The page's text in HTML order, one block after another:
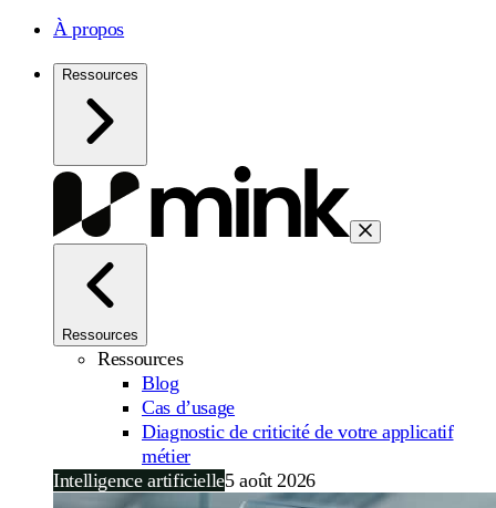
À propos
Ressources
Ressources
Ressources
Blog
Cas d’usage
Diagnostic de criticité de votre applicatif
métier
Intelligence artificielle5 août 2026